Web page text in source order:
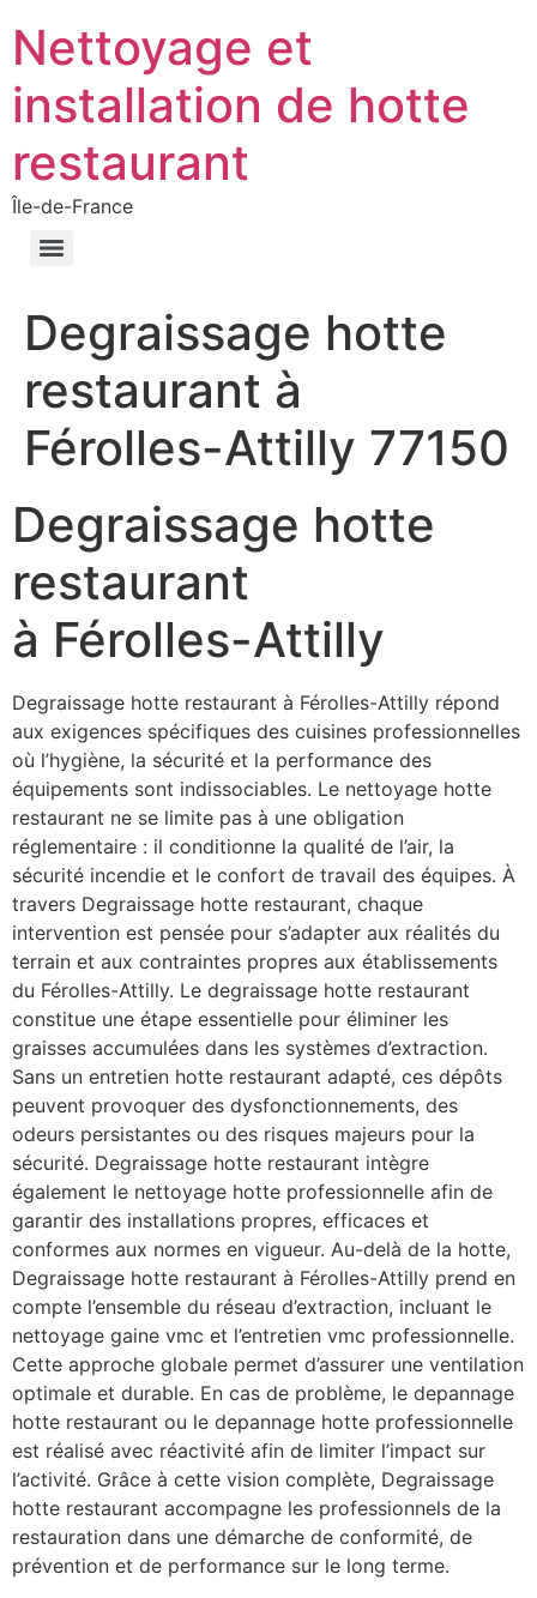
Nettoyage et
installation de hotte
restaurant
Île-de-France
Degraissage hotte
restaurant à
Férolles-Attilly 77150
Degraissage hotte
restaurant
à Férolles-Attilly
Degraissage hotte restaurant à Férolles-Attilly répond
aux exigences spécifiques des cuisines professionnelles
où l’hygiène, la sécurité et la performance des
équipements sont indissociables. Le nettoyage hotte
restaurant ne se limite pas à une obligation
réglementaire : il conditionne la qualité de l’air, la
sécurité incendie et le confort de travail des équipes. À
travers Degraissage hotte restaurant, chaque
intervention est pensée pour s’adapter aux réalités du
terrain et aux contraintes propres aux établissements
du Férolles-Attilly. Le degraissage hotte restaurant
constitue une étape essentielle pour éliminer les
graisses accumulées dans les systèmes d’extraction.
Sans un entretien hotte restaurant adapté, ces dépôts
peuvent provoquer des dysfonctionnements, des
odeurs persistantes ou des risques majeurs pour la
sécurité. Degraissage hotte restaurant intègre
également le nettoyage hotte professionnelle afin de
garantir des installations propres, efficaces et
conformes aux normes en vigueur. Au-delà de la hotte,
Degraissage hotte restaurant à Férolles-Attilly prend en
compte l’ensemble du réseau d’extraction, incluant le
nettoyage gaine vmc et l’entretien vmc professionnelle.
Cette approche globale permet d’assurer une ventilation
optimale et durable. En cas de problème, le depannage
hotte restaurant ou le depannage hotte professionnelle
est réalisé avec réactivité afin de limiter l’impact sur
l’activité. Grâce à cette vision complète, Degraissage
hotte restaurant accompagne les professionnels de la
restauration dans une démarche de conformité, de
prévention et de performance sur le long terme.